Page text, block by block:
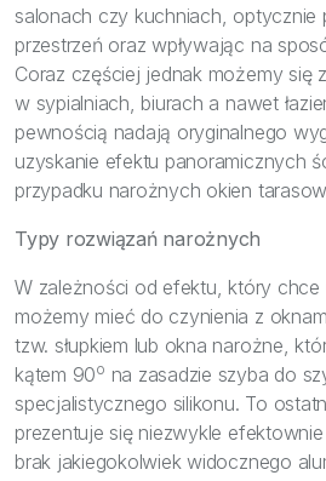
salonach czy kuchniach, optycznie
przestrzeń oraz wpływając na
Coraz częściej jednak możemy się
w sypialniach, biurach a nawet
pewnością nadają oryginalnego
uzyskanie efektu panoramicznych
przypadku narożnych okien
Typy rozwiązań narożnych
W zależności od efektu, który chce
możemy mieć do czynienia z
tzw. słupkiem lub okna narożne,
kątem 90o na zasadzie szyba do
specjalistycznego silikonu. To
prezentuje się niezwykle
brak jakiegokolwiek widocznego